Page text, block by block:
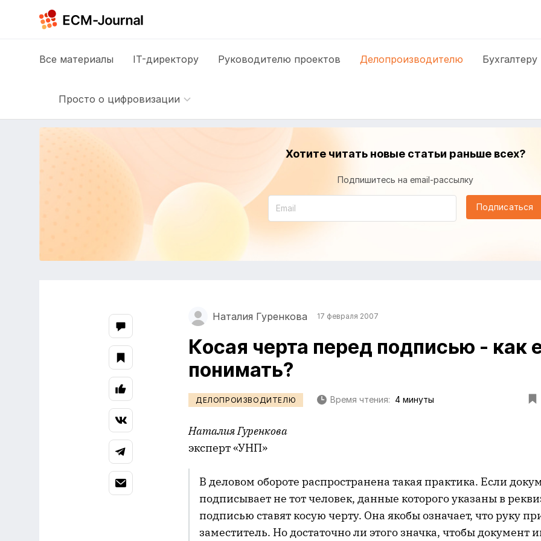
Все материалы IT-директору Руководителю проектов Делопроизводителю Бухгалтеру
Просто о цифровизации
Хотите читать новые статьи раньше всех?
Подпишитесь на email-рассылку
Подписаться
Наталия Гуренкова 17 февраля 2007
Косая черта перед подписью - как
понимать?
ДЕЛОПРОИЗВОДИТЕЛЮ Время чтения: 4 минуты
Наталия Гуренкова
эксперт «УНП»
В деловом обороте распространена такая практика. Если
подписывает не тот человек, данные которого указаны в
подписью ставят косую черту. Она якобы означает, что руку
заместитель. Но достаточно ли этого значка, чтобы документ